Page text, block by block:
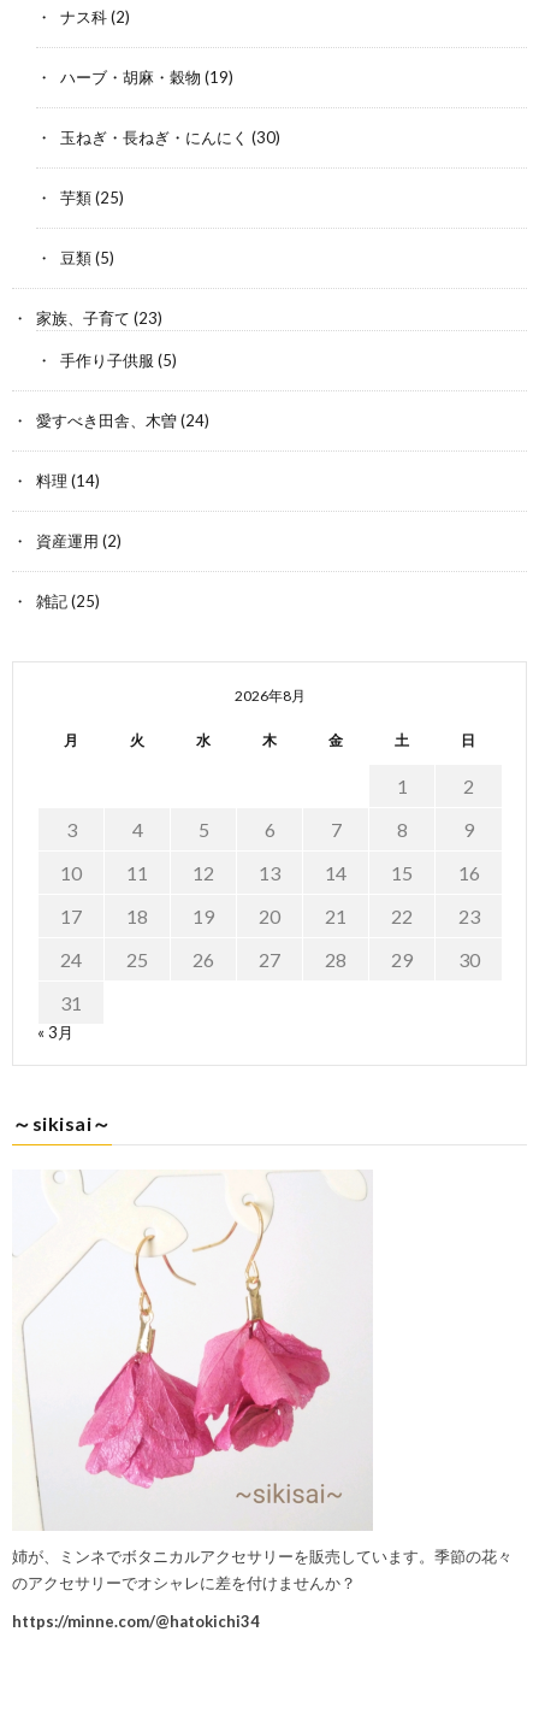
ナス科(2)
ハーブ・胡麻・穀物 (19)
玉ねぎ・長ねぎ・にんにく (30)
芋類(25)
豆類(5)
家族、子育て (23)
手作り子供服 (5)
愛すべき田舎、木曽(24)
料理 (14)
資産運用 (2)
雑記(25)
2026年8月
月 火 水 木 金 土 日
1
2
3
4 5 6 7 8
9
10
11 12 13 14 15
16
17
18 19 20 21 22
23
24
25 26 27 28 29
30
31
« 3月
～sikisai～
姉が、ミンネでボタニカルアクセサリーを販売しています。季節の花々
のアクセサリーでオシャレに差を付けませんか？
https://minne.com/@hatokichi34